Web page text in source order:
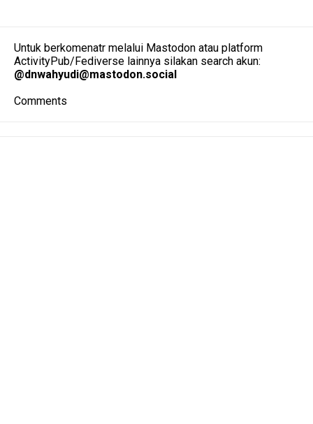
Untuk berkomenatr melalui Mastodon atau platform
ActivityPub/Fediverse lainnya silakan search akun:
@dnwahyudi@mastodon.social
Comments